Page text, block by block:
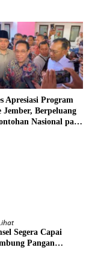
Apresiasi Program
Jember, Berpeluang
Nasional pada
Segera Capai
Pangan